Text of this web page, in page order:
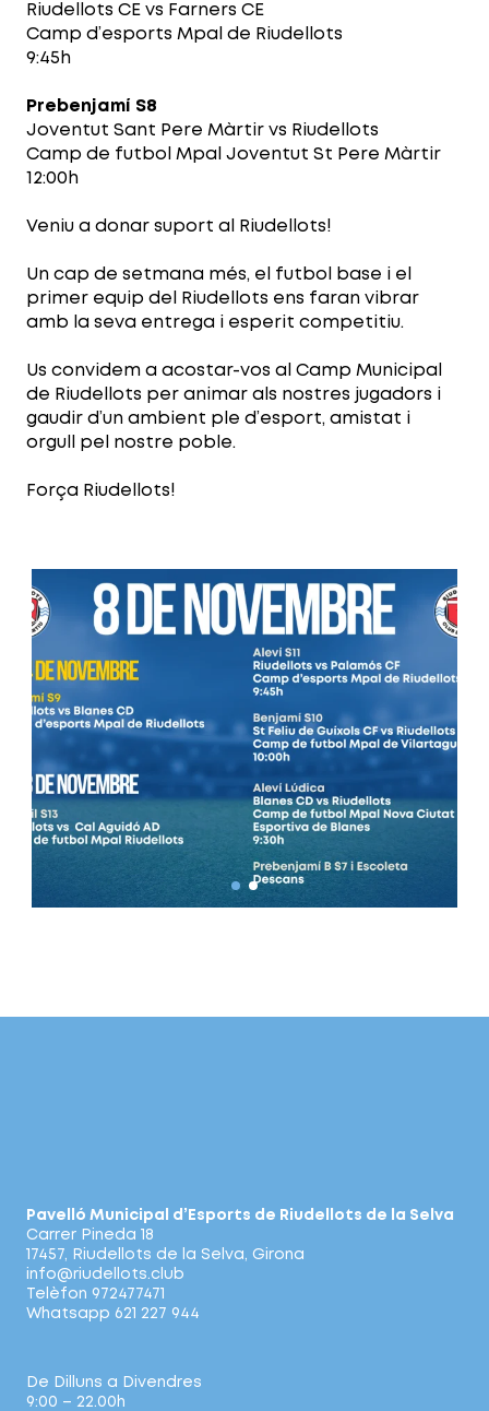
Riudellots CE vs Farners CE
Camp d’esports Mpal de Riudellots
9:45h
Prebenjamí S8
Joventut Sant Pere Màrtir vs Riudellots
Camp de futbol Mpal Joventut St Pere Màrtir
12:00h
Veniu a donar suport al Riudellots!
Un cap de setmana més, el futbol base i el
primer equip del Riudellots ens faran vibrar
amb la seva entrega i esperit competitiu.
Us convidem a acostar-vos al Camp Municipal
de Riudellots per animar als nostres jugadors i
gaudir d’un ambient ple d’esport, amistat i
orgull pel nostre poble.
Força Riudellots!
Pavelló Municipal d’Esports de Riudellots de la Selva
Carrer Pineda 18
17457, Riudellots de la Selva, Girona
info@riudellots.club
Telèfon 972477471
Whatsapp 621 227 944
De Dilluns a Divendres
9:00 – 22.00h